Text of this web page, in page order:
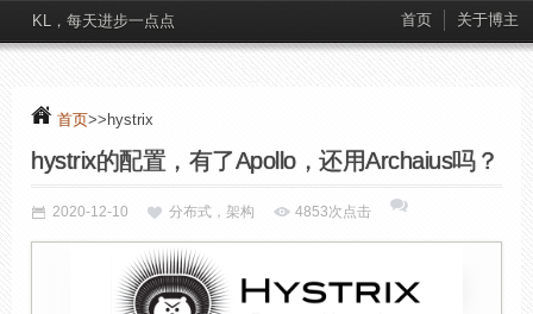
KL，每天进步一点点 首页 关于博主
首页>>hystrix
hystrix的配置，有了Apollo，还用Archaius吗？
2020-12-10 分布式，架构 4853次点击